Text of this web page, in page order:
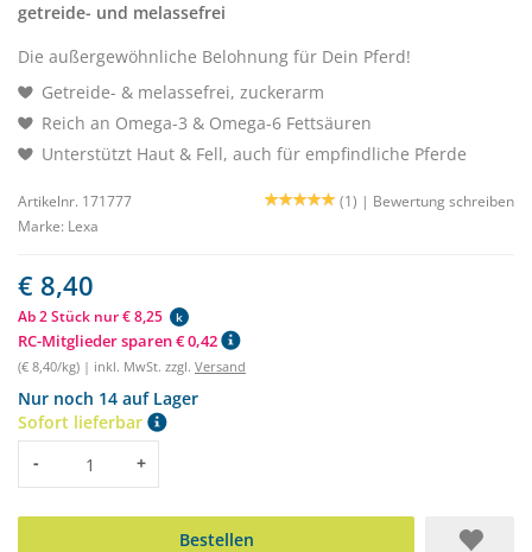
getreide- und melassefrei
Die außergewöhnliche Belohnung für Dein Pferd!
Getreide- & melassefrei, zuckerarm
Reich an Omega-3 & Omega-6 Fettsäuren
Unterstützt Haut & Fell, auch für empfindliche Pferde
Artikelnr. 171777 (1) | Bewertung schreiben
Marke: Lexa
€ 8,40
Ab 2 Stück nur € 8,25 k
RC-Mitglieder sparen € 0,42
(€ 8,40/kg) | inkl. MwSt. zzgl. Versand
Nur noch 14 auf Lager
Sofort lieferbar
Menge
- +
Bestellen